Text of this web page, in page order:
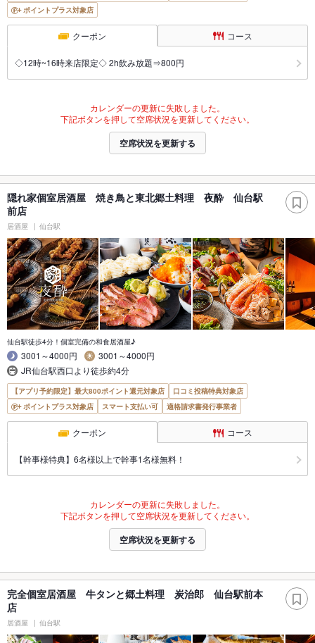
ポイントプラス対象店
クーポン コース
◇12時~16時来店限定◇ 2h飲み放題⇒800円
カレンダーの更新に失敗しました。
下記ボタンを押して空席状況を更新してください。
空席状況を更新する
隠れ家個室居酒屋 焼き鳥と東北郷土料理 夜酔 仙台駅
前店
居酒屋 仙台駅
仙台駅徒歩4分！個室完備の和食居酒屋♪
3001～4000円
3001～4000円
JR仙台駅西口より徒歩約4分
【アプリ予約限定】最大800ポイント還元対象店
口コミ投稿特典対象店
ポイントプラス対象店
スマート支払い可 適格請求書発行事業者
クーポン コース
【幹事様特典】6名様以上で幹事1名様無料！
カレンダーの更新に失敗しました。
下記ボタンを押して空席状況を更新してください。
空席状況を更新する
完全個室居酒屋 牛タンと郷土料理 炭治郎 仙台駅前本
店
居酒屋 仙台駅